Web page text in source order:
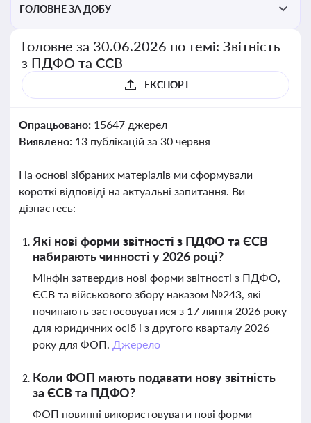
ГОЛОВНЕ ЗА ДОБУ
Головне за 30.06.2026 по темі: Звітність
з ПДФО та ЄСВ
ЕКСПОРТ
Опрацьовано: 15647 джерел
Виявлено: 13 публікацій за 30 червня
На основі зібраних матеріалів ми сформували
короткі відповіді на актуальні запитання. Ви
дізнаєтесь:
Які нові форми звітності з ПДФО та ЄСВ
набирають чинності у 2026 році?
Мінфін затвердив нові форми звітності з ПДФО,
ЄСВ та військового збору наказом №243, які
починають застосовуватися з 17 липня 2026 року
для юридичних осіб і з другого кварталу 2026
року для ФОП. Джерело
Коли ФОП мають подавати нову звітність
за ЄСВ та ПДФО?
ФОП повинні використовувати нові форми